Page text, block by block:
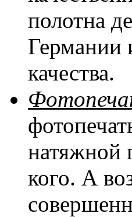
полотна
Германии
качества.
натяжной
кого. А